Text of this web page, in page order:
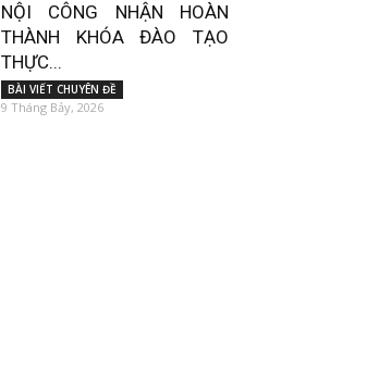
NỘI CÔNG NHẬN HOÀN
THÀNH KHÓA ĐÀO TẠO
THỰC...
BÀI VIẾT CHUYÊN ĐỀ
9 Tháng Bảy, 2026